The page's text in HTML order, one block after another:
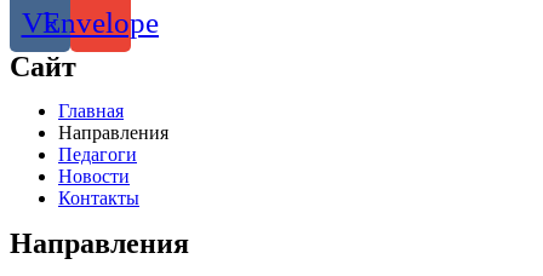
VkEnvelope
Сайт
Главная
Направления
Педагоги
Новости
Контакты
Направления